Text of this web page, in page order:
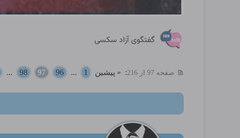
گفتگوی آزاد سکسی
صفحه 97 از 216 : « پیشین 1
...
96
97
98
...